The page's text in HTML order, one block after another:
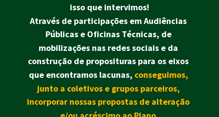
isso que intervimos!
Através de participações em Audiências
Públicas e Oficinas Técnicas, de
mobilizações nas redes sociais e da
construção de proposituras para os eixos
que encontramos lacunas, conseguimos,
junto a coletivos e grupos parceiros,
incorporar nossas propostas de alteração